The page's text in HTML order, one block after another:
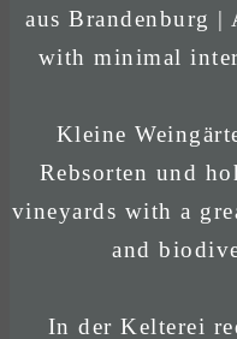
aus Brandenburg |
with minimal
Kleine
Rebsorten und
vineyards with a
and
In der Kelterei